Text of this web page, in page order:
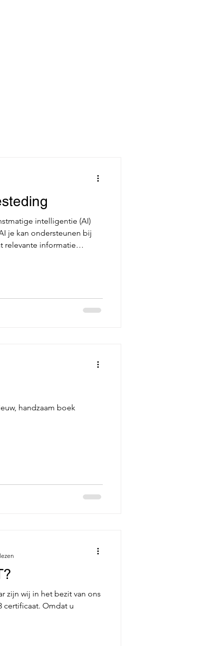
intelligentie (AI)
je kan ondersteunen bij
handzaam boek
zijn wij in het bezit van ons
certificaat. Omdat u